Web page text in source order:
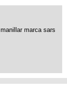
marca sars